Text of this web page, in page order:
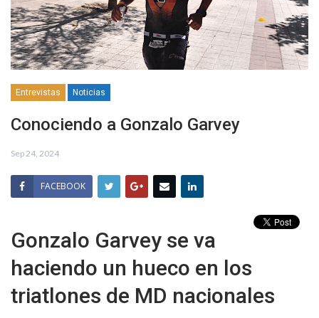
Entrevistas Noticias
Conociendo a Gonzalo Garvey
Sep 24, 2024
FACEBOOK
Gonzalo Garvey se va
haciendo un hueco en los
triatlones de MD nacionales